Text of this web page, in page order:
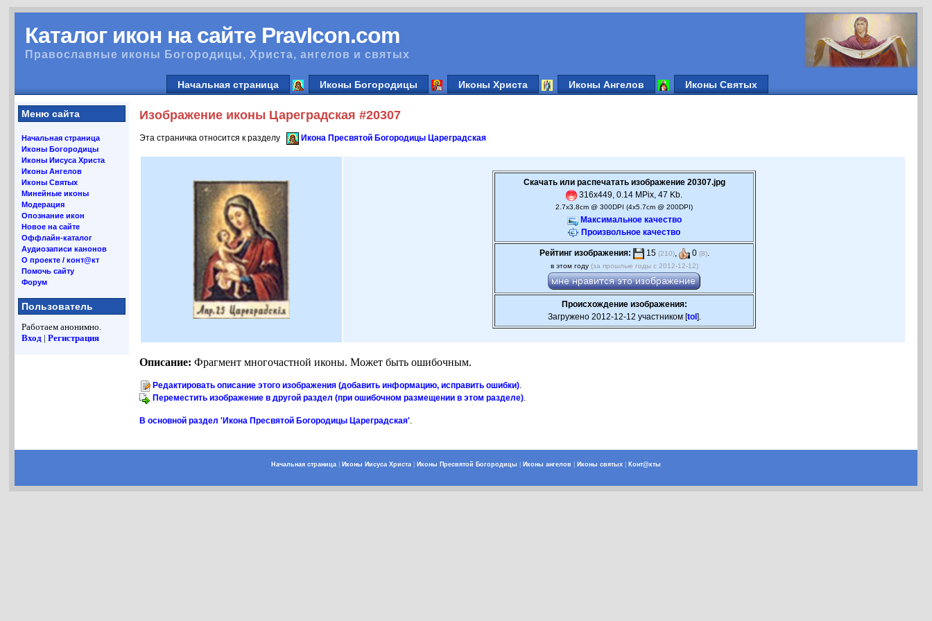
Каталог икон на сайте PravIcon.com
Православные иконы Богородицы, Христа, ангелов и святых
Начальная страница Иконы Богородицы Иконы Христа Иконы Ангелов Иконы Святых
Меню сайта
Начальная страница
Иконы Богородицы
Иконы Иисуса Христа
Иконы Ангелов
Иконы Святых
Минейные иконы
Модерация
Опознание икон
Новое на сайте
Оффлайн-каталог
Аудиозаписи канонов
О проекте / конт@кт
Помочь сайту
Форум
Пользователь
Работаем анонимно.
Вход |Регистрация
Изображение иконы Цареградская #20307
Эта страничка относится к разделу Икона Пресвятой Богородицы Цареградская
Скачать или распечатать изображение 20307.jpg
316x449, 0.14 MPix, 47 Kb.
2.7x3.8cm @ 300DPI (4x5.7cm @ 200DPI)
Максимальное качество
Произвольное качество
Рейтинг изображения: 15 (210), 0 (8).
в этом году (за прошлые годы с 2012-12-12)
Происхождение изображения:
Загружено 2012-12-12 участником [tol ].
Описание: Фрагмент многочастной иконы. Может быть ошибочным.
Редактировать описание этого изображения (добавить информацию, исправить ошибки).
Переместить изображение в другой раздел (при ошибочном размещении в этом разделе).
В основной раздел 'Икона Пресвятой Богородицы Цареградская'.
Начальная страница Иконы Иисуса Христа Иконы Пресвятой Богородицы Иконы ангелов Иконы святых Конт@кты